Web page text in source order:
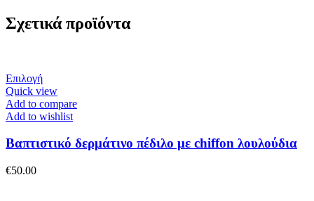
Σχετικά προϊόντα
ΕπιλογήΑυτό
το
προϊόν
έχει
παραλλαγές.
Quick view
Add to compare
Add to wishlist
Βαπτιστικό δερμάτινο πέδιλο με chiffon λουλούδια
€50.00